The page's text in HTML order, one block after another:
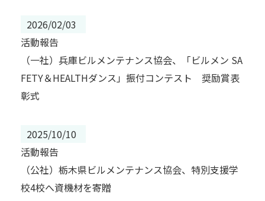
2026/02/03
活動報告
（一社）兵庫ビルメンテナンス協会、「ビルメン SA
FETY＆HEALTHダンス」振付コンテスト 奨励賞表
彰式
2025/10/10
活動報告
（公社）栃木県ビルメンテナンス協会、特別支援学
校4校へ資機材を寄贈